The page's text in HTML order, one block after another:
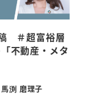
＃超富裕層
不動産・メタ
馬渕 磨理子